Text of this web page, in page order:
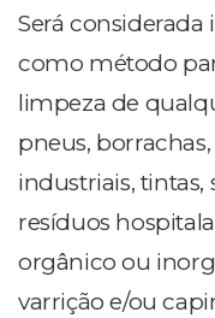
Será considerada
como método
limpeza de
pneus,
industriais, tintas,
resíduos
orgânico ou
varrição e/ou